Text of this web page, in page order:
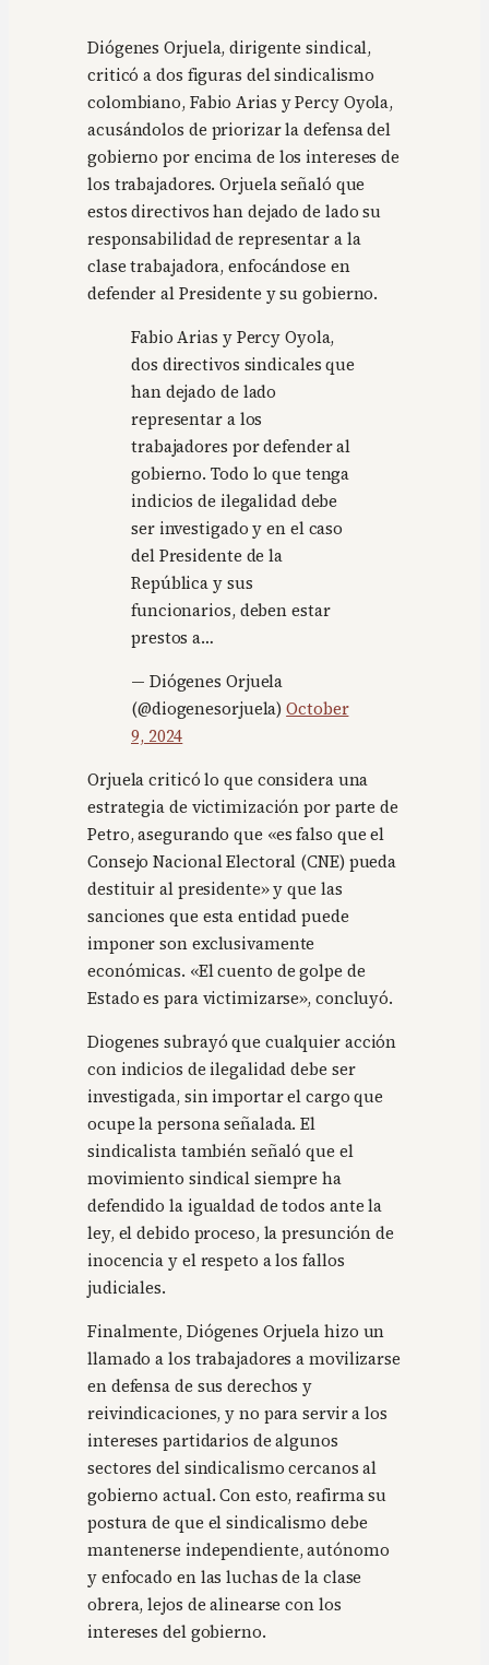
Diógenes Orjuela, dirigente sindical,
criticó a dos figuras del sindicalismo
colombiano, Fabio Arias y Percy Oyola,
acusándolos de priorizar la defensa del
gobierno por encima de los intereses de
los trabajadores. Orjuela señaló que
estos directivos han dejado de lado su
responsabilidad de representar a la
clase trabajadora, enfocándose en
defender al Presidente y su gobierno.
Fabio Arias y Percy Oyola,
dos directivos sindicales que
han dejado de lado
representar a los
trabajadores por defender al
gobierno. Todo lo que tenga
indicios de ilegalidad debe
ser investigado y en el caso
del Presidente de la
República y sus
funcionarios, deben estar
prestos a…
— Diógenes Orjuela
(@diogenesorjuela)October
9, 2024
Orjuela criticó lo que considera una
estrategia de victimización por parte de
Petro, asegurando que «es falso que el
Consejo Nacional Electoral (CNE) pueda
destituir al presidente» y que las
sanciones que esta entidad puede
imponer son exclusivamente
económicas. «El cuento de golpe de
Estado es para victimizarse», concluyó.
Diogenes subrayó que cualquier acción
con indicios de ilegalidad debe ser
investigada, sin importar el cargo que
ocupe la persona señalada. El
sindicalista también señaló que el
movimiento sindical siempre ha
defendido la igualdad de todos ante la
ley, el debido proceso, la presunción de
inocencia y el respeto a los fallos
judiciales.
Finalmente, Diógenes Orjuela hizo un
llamado a los trabajadores a movilizarse
en defensa de sus derechos y
reivindicaciones, y no para servir a los
intereses partidarios de algunos
sectores del sindicalismo cercanos al
gobierno actual. Con esto, reafirma su
postura de que el sindicalismo debe
mantenerse independiente, autónomo
y enfocado en las luchas de la clase
obrera, lejos de alinearse con los
intereses del gobierno.